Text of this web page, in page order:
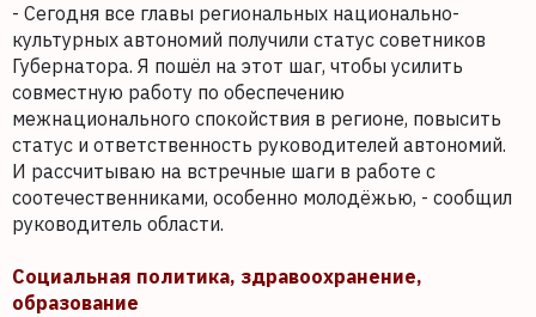
- Сегодня все главы региональных национально-
культурных автономий получили статус советников
Губернатора. Я пошёл на этот шаг, чтобы усилить
совместную работу по обеспечению
межнационального спокойствия в регионе, повысить
статус и ответственность руководителей автономий.
И рассчитываю на встречные шаги в работе с
соотечественниками, особенно молодёжью, - сообщил
руководитель области.
Социальная политика, здравоохранение,
образование